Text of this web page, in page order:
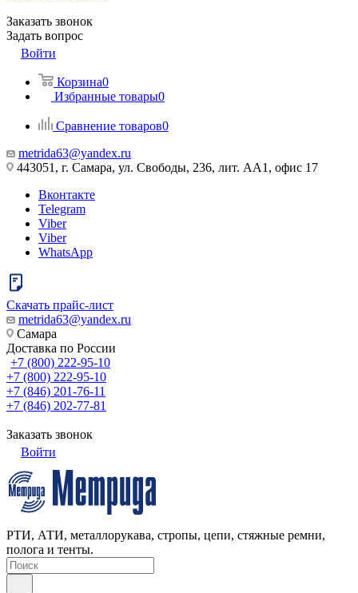
Заказать звонок
Задать вопрос
Войти
Корзина0
Избранные товары0
Сравнение товаров0
metrida63@yandex.ru
443051, г. Самара, ул. Свободы, 236, лит. АА1, офис 17
Вконтакте
Telegram
Viber
Viber
WhatsApp
Скачать прайс-лист
metrida63@yandex.ru
Самара
Доставка по России
+7 (800) 222-95-10
+7 (800) 222-95-10
+7 (846) 201-76-11
+7 (846) 202-77-81
Заказать звонок
Войти
РТИ, АТИ, металлорукава, стропы, цепи, стяжные ремни,
полога и тенты.